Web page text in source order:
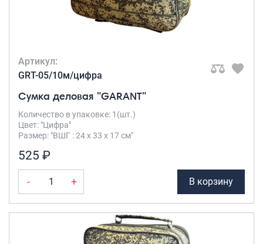
Артикул:
GRT-05/10м/цифра
Сумка деловая "GARANT"
Количество в упаковке: 1(шт.)
Цвет: "Цифра"
Размер: "ВШГ : 24 х 33 х 17 см"
525 ₽
- + В корзину